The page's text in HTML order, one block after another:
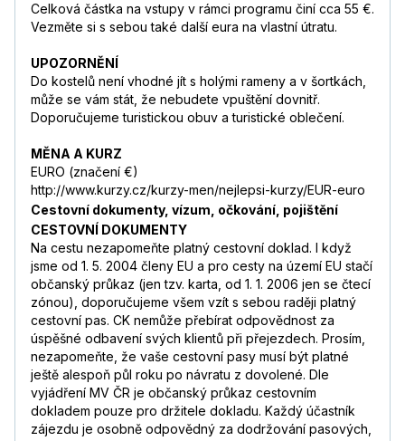
Celková částka na vstupy v rámci programu činí cca 55 €.
Vezměte si s sebou také další eura na vlastní útratu.
UPOZORNĚNÍ
Do kostelů není vhodné jít s holými rameny a v šortkách,
může se vám stát, že nebudete vpuštění dovnitř.
Doporučujeme turistickou obuv a turistické oblečení.
MĚNA A KURZ
EURO (značení €)
http://www.kurzy.cz/kurzy-men/nejlepsi-kurzy/EUR-euro
Cestovní dokumenty, vízum, očkování, pojištění
CESTOVNÍ DOKUMENTY
Na cestu nezapomeňte platný cestovní doklad. I když
jsme od 1. 5. 2004 členy EU a pro cesty na území EU stačí
občanský průkaz (jen tzv. karta, od 1. 1. 2006 jen se čtecí
zónou), doporučujeme všem vzít s sebou raději platný
cestovní pas. CK nemůže přebírat odpovědnost za
úspěšné odbavení svých klientů při přejezdech. Prosím,
nezapomeňte, že vaše cestovní pasy musí být platné
ještě alespoň půl roku po návratu z dovolené. Dle
vyjádření MV ČR je občanský průkaz cestovním
dokladem pouze pro držitele dokladu. Každý účastník
zájezdu je osobně odpovědný za dodržování pasových,